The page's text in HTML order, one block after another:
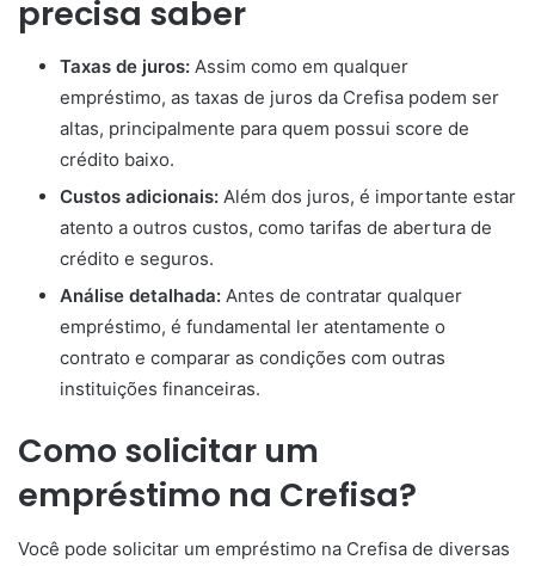
precisa saber
Taxas de juros: Assim como em qualquer
empréstimo, as taxas de juros da Crefisa podem ser
altas, principalmente para quem possui score de
crédito baixo.
Custos adicionais: Além dos juros, é importante estar
atento a outros custos, como tarifas de abertura de
crédito e seguros.
Análise detalhada: Antes de contratar qualquer
empréstimo, é fundamental ler atentamente o
contrato e comparar as condições com outras
instituições financeiras.
Como solicitar um
empréstimo na Crefisa?
Você pode solicitar um empréstimo na Crefisa de diversas